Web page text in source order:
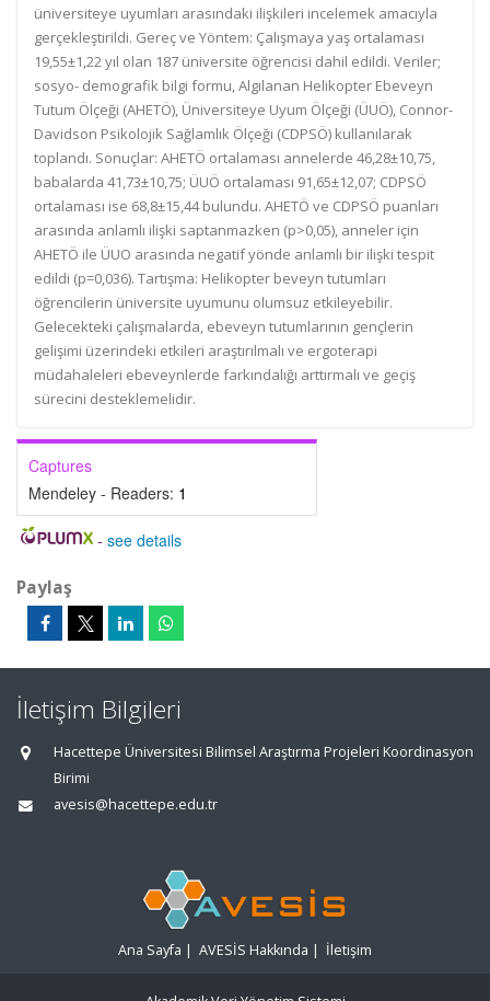
üniversiteye uyumları arasındaki ilişkileri incelemek amacıyla
gerçekleştirildi. Gereç ve Yöntem: Çalışmaya yaş ortalaması
19,55±1,22 yıl olan 187 üniversite öğrencisi dahil edildi. Veriler;
sosyo- demografik bilgi formu, Algılanan Helikopter Ebeveyn
Tutum Ölçeği (AHETÖ), Üniversiteye Uyum Ölçeği (ÜUÖ), Connor-
Davidson Psikolojik Sağlamlık Ölçeği (CDPSÖ) kullanılarak
toplandı. Sonuçlar: AHETÖ ortalaması annelerde 46,28±10,75,
babalarda 41,73±10,75; ÜUÖ ortalaması 91,65±12,07; CDPSÖ
ortalaması ise 68,8±15,44 bulundu. AHETÖ ve CDPSÖ puanları
arasında anlamlı ilişki saptanmazken (p>0,05), anneler için
AHETÖ ile ÜUO arasında negatif yönde anlamlı bir ilişki tespit
edildi (p=0,036). Tartışma: Helikopter beveyn tutumları
öğrencilerin üniversite uyumunu olumsuz etkileyebilir.
Gelecekteki çalışmalarda, ebeveyn tutumlarının gençlerin
gelişimi üzerindeki etkileri araştırılmalı ve ergoterapi
müdahaleleri ebeveynlerde farkındalığı arttırmalı ve geçiş
sürecini desteklemelidir.
Captures
Mendeley - Readers: 1
- see details
Paylaş
İletişim Bilgileri
Hacettepe Üniversitesi Bilimsel Araştırma Projeleri Koordinasyon
Birimi
avesis@hacettepe.edu.tr
Ana Sayfa | AVESİS Hakkında | İletişim